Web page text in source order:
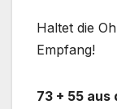
Haltet die
Empfang!
73 + 55 aus